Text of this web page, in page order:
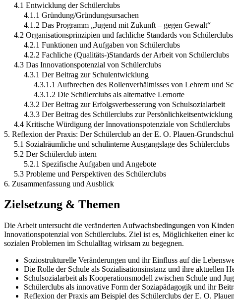
4.1 Entwicklung der Schülerclubs
4.1.1 Gründung/Gründungsursachen
4.1.2 Das Programm „Jugend mit Zukunft – gegen Gewalt“
4.2 Organisationsprinzipien und fachliche Standards von Schülerclubs
4.2.1 Funktionen und Aufgaben von Schülerclubs
4.2.2 Fachliche (Qualitäts-)Standards der Arbeit von Schülerclubs
4.3 Das Innovationspotenzial von Schülerclubs
4.3.1 Der Beitrag zur Schulentwicklung
4.3.1.1 Aufbrechen des Rollenverhältnisses von Lehrern und
4.3.1.2 Die Schülerclubs als alternative Lernorte
4.3.2 Der Beitrag zur Erfolgsverbesserung von Schulsozialarbeit
4.3.3 Der Beitrag des Schülerclubs zur Persönlichkeitsentwicklung
4.4 Kritische Würdigung der Innovationspotenziale von Schülerclubs
5. Reflexion der Praxis: Der Schülerclub an der E. O. Plauen-
5.1 Sozialräumliche und schulinterne Ausgangslage des Schülerclubs
5.2 Der Schülerclub intern
5.2.1 Spezifische Aufgaben und Angebote
5.3 Probleme und Perspektiven des Schülerclubs
6. Zusammenfassung und Ausblick
Zielsetzung & Themen
Die Arbeit untersucht die veränderten Aufwachsbedingungen von
Innovationspotenzial von Schülerclubs. Ziel ist es, Möglichkeiten einer
sozialen Problemen im Schulalltag wirksam zu begegnen.
Soziostrukturelle Veränderungen und ihr Einfluss auf die
Die Rolle der Schule als Sozialisationsinstanz und ihre aktuellen
Schulsozialarbeit als Kooperationsmodell zwischen Schule und
Schülerclubs als innovative Form der Soziapädagogik und ihr
Reflexion der Praxis am Beispiel des Schülerclubs der E. O.